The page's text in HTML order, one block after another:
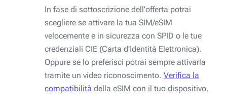
In fase di sottoscrizione dell'offerta potrai
scegliere se attivare la tua SIM/eSIM
velocemente e in sicurezza con SPID o le tue
credenziali CIE (Carta d'Identità Elettronica).
Oppure se lo preferisci potrai sempre attivarla
tramite un video riconoscimento. Verifica la
compatibilità della eSIM con il tuo dispositivo.